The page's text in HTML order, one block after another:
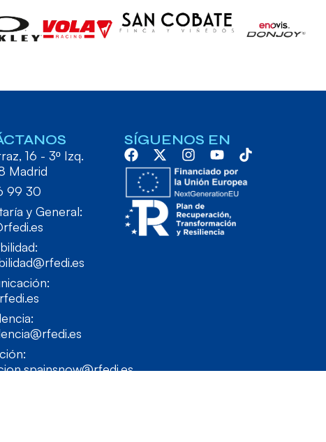
16 - 3º Izq.
Madrid
99 30
y General:
SÍGUENOS EN